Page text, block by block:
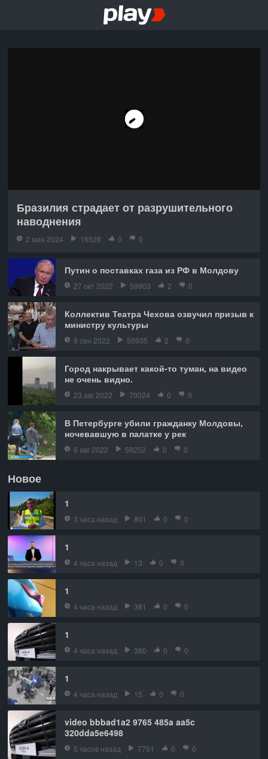
Бразилия страдает от разрушительного
наводнения
2 мая 2024 16528 0 0
Путин о поставках газа из РФ в Молдову
27 окт 2022 59903 2 0
Коллектив Театра Чехова озвучил призыв к
министру культуры
8 сен 2022 50935 2 0
Город накрывает какой-то туман, на видео
не очень видно.
23 авг 2022 70024 0 0
В Петербурге убили гражданку Молдовы,
ночевавшую в палатке у рек
9 авг 2022 59252 0 0
Новое
1
3 часа назад 801 0 0
1
4 часа назад 13 0 0
1
4 часа назад 381 0 0
1
4 часа назад 380 0 0
1
4 часа назад 15 0 0
video bbbad1a2 9765 485a aa5c
320dda5e6498
5 часов назад 7751 0 0